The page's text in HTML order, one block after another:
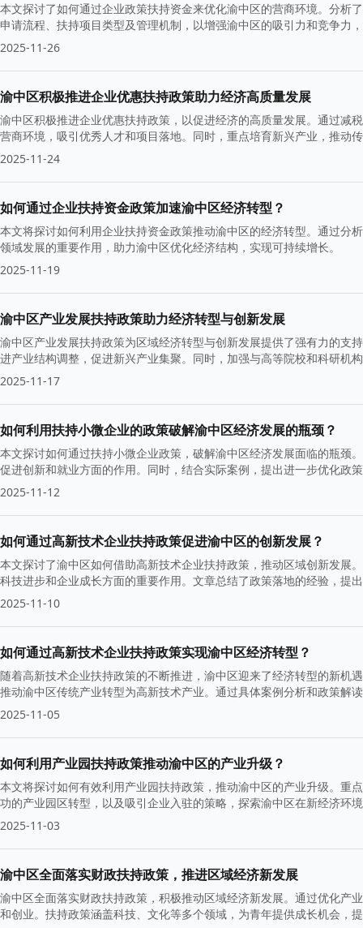
本文探讨了如何通过企业政策扶持资金来优化渝中区的营商环境。分析
申请流程、扶持项目类型及管理机制，以增强渝中区的吸引力和竞争力
2025-11-26
渝中区积极推进企业优惠扶持政策助力经济高质量发展
渝中区积极推进企业优惠扶持政策，以促进经济的高质量发展。通过减
营商环境，吸引优秀人才和项目落地。同时，重点培育新兴产业，推动
2025-11-24
如何通过企业扶持资金政策加速渝中区经济转型？
本文将探讨如何利用企业扶持资金政策推动渝中区的经济转型。通过分
领域发展的重要作用，助力渝中区优化经济结构，实现可持续增长。
2025-11-19
渝中区产业发展扶持政策助力经济转型与创新发展
渝中区产业发展扶持政策为区域经济转型与创新发展提供了强有力的支
进产业结构调整，促进新兴产业集聚。同时，加强与高等院校和科研机
2025-11-17
如何利用扶持小微企业的政策破解渝中区经济发展的瓶颈？
本文探讨如何通过扶持小微企业政策，破解渝中区经济发展面临的瓶颈
促进创新和就业方面的作用。同时，结合实际案例，提出进一步优化政
2025-11-12
如何通过高新技术企业扶持政策促进渝中区的创新发展？
本文探讨了渝中区如何借助高新技术企业扶持政策，推动区域创新发展
科技进步和企业成长方面的重要作用。文章总结了政策落地的经验，提
2025-11-10
如何通过高新技术企业扶持政策实现渝中区经济转型？
随着高新技术企业扶持政策的不断推进，渝中区迎来了经济转型的新机
推动渝中区传统产业转型为高新技术产业。通过具体案例分析和政策解
展。
2025-11-05
如何利用产业园扶持政策推动渝中区的产业升级？
本文将探讨如何有效利用产业园扶持政策，推动渝中区的产业升级。重
功的产业园区转型，以及吸引企业入驻的策略，探索渝中区在新经济环
2025-11-03
渝中区全面落实财政扶持政策，推进区域经济新发展
渝中区全面落实财政扶持政策，积极推动区域经济新发展。通过优化产
和创业。扶持政策涵盖科技、文化等多个领域，为青年提供成长机会，